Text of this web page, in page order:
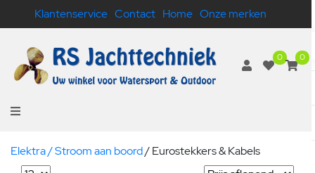
Klantenservice Contact Home Onze merken
0 0
Elektra / Stroom aan boord/Eurostekkers & Kabels